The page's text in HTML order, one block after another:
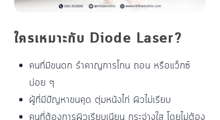
ใครเหมาะกับ Diode Laser?
คนที่มีขนดก รำคาญการโกน ถอน หรือแว็กซ์
บ่อย ๆ
ผู้ที่มีปัญหาขนคุด ตุ่มหนังไก่ ผิวไม่เรียบ
คนที่ต้องการผิวเรียบเนียน กระจ่างใส โดยไม่ต้อง